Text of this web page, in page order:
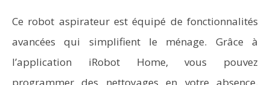
Ce robot aspirateur est équipé de fonctionnalités
avancées qui simplifient le ménage. Grâce à
l’application iRobot Home, vous pouvez